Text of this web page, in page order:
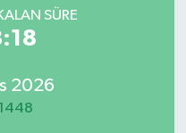
SÜRE
2026